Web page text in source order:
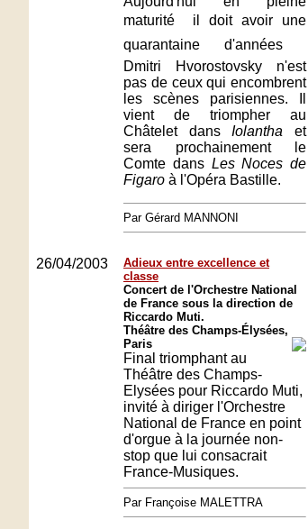
maturité  il doit avoir une
quarantaine d'années 
Dmitri Hvorostovsky n'est
pas de ceux qui encombrent
les scènes parisiennes. Il
vient de triompher au
Châtelet dansIolantha et
sera prochainement le
Comte dans Les Noces de
Figaro à l'Opéra Bastille.
Par Gérard MANNONI
26/04/2003
Adieux entre excellence et
classe
Concert de l'Orchestre National
de France sous la direction de
Riccardo Muti.
Théâtre des Champs-Élysées,
Paris
Final triomphant au
Théâtre des Champs-
Elysées pour Riccardo Muti,
invité à diriger l'Orchestre
National de France en point
d'orgue à la journée non-
stop que lui consacrait
France-Musiques.
Par Françoise MALETTRA